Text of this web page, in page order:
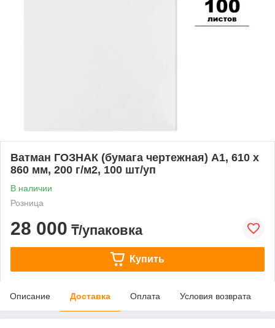
Ватман ГОЗНАК (бумага чертежная) А1, 610 х
860 мм, 200 г/м2, 100 шт/уп
В наличии
Розница
28 000 ₸/упаковка
Купить
Описание Доставка Оплата Условия возврата